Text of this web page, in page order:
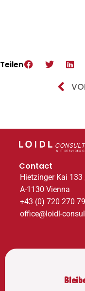
Teilen
Contact
Hietzinger Kai
A-1130 Vienna
+43 (0) 720 270
office@loidl-